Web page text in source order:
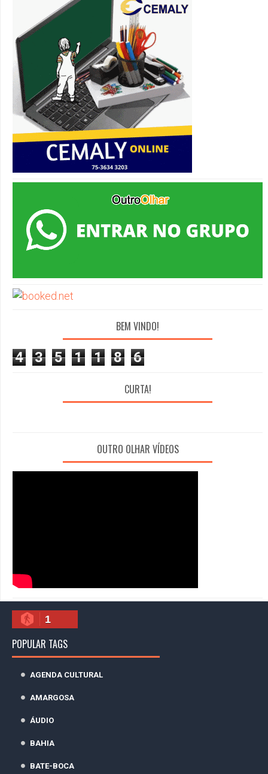
BEM VINDO!
4 3 5 1 1 8 6
CURTA!
OUTRO OLHAR VÍDEOS
1
POPULAR TAGS
AGENDA CULTURAL
AMARGOSA
ÁUDIO
BAHIA
BATE-BOCA